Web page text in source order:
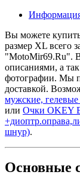
Вы можете
размер XL всего
"MotoMir69.Ru".
описаниями, а
фотографии. Мы
доставкой.
мужские,
или Очки OKEY
шнур).
Основные